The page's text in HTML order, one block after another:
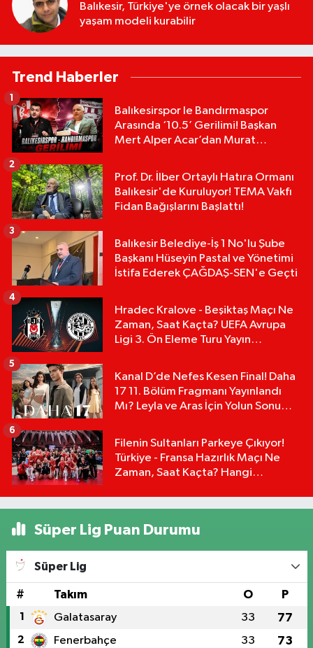
Balıkesir, Türkiye'ye örnek olacak bir yaşlı
yaşam modeli kurabilir
Trend Haberler
Balıkesirspor le Bandırmaspor
Arasında ‘10.5’ Gerilimi! Başkan
Mert Alper Acar’dan Murat
1
Prof. Dr. İlber Ortaylı Hatıra Ormanı
Balıkesir'de Kuruluyor! TEMA Vakfı
Fidan Bağışlarını Başlattı!
2
Balıkesir Belediye-İş 1 No'lu Şube
Başkanı Hüseyin Pastal ve Yönetimi
İstifa Ederek ÇAĞDAŞ-SEN'e Geçti
3
Hradec Kralove - Beşiktaş Maçı Ne
Zaman, Saat Kaçta? UEFA Avrupa
Ligi 3. Ön Eleme Turu Yayın
4
Kanal D’de Nefes Kesen Final! Daha
17 11. Bölüm Fragmanı Yayınlandı
Mı? Leyla ve Aras İçin Yolun Sonu
5
Filenin Sultanları Parkeye Çıkıyor!
Türkiye - Fransa Hazırlık Maçı Ne
Zaman, Saat Kaçta? Hangi
6
Süper Lig Puan Durumu
Süper Lig
# Takım O P
1 Galatasaray 33 77
2 Fenerbahçe 33 73